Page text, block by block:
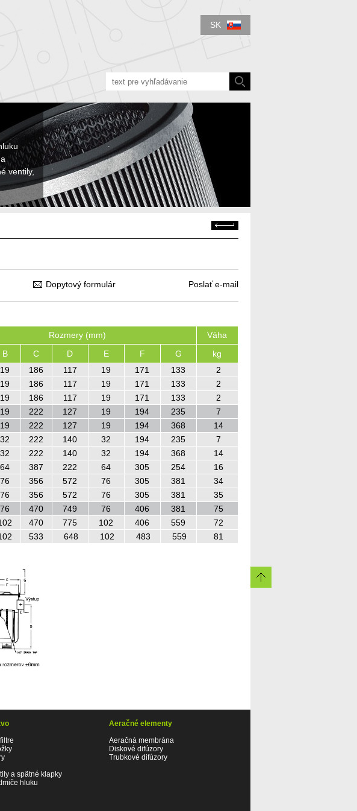
Späť
Dopytový formulár Poslať e-mail
Rozmery (mm)
Váha
B C D E F G
kg
19 186 117 19 171 133
2
19 186 117 19 171 133
2
19 186 117 19 171 133
2
19 222 127 19 194 235
7
19 222 127 19 194 368
14
32 222 140 32 194 235
7
32 222 140 32 194 368
14
64 387 222 64 305 254
16
76 356 572 76 305 381
34
76 356 572 76 305 381
35
76 470 749 76 406 381
75
470 775 102 406 559
72
533 648 102 483 559
81
INW
dúchadlá
Atlas Copco
INW
ORV
ventily,
SK
a spätné klapky
hluku
Aeračné elementy
Aeračná membrána
Diskové difúzory
Trubkové difúzory